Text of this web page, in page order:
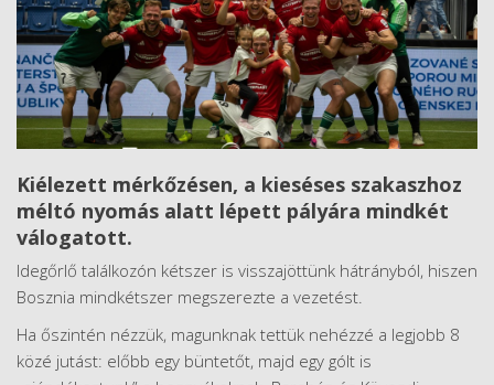
Kiélezett mérkőzésen, a kieséses szakaszhoz
méltó nyomás alatt lépett pályára mindkét
válogatott.
Idegőrlő találkozón kétszer is visszajöttünk hátrányból, hiszen
Bosznia mindkétszer megszerezte a vezetést.
Ha őszintén nézzük, magunknak tettük nehézzé a legjobb 8
közé jutást: előbb egy büntetőt, majd egy gólt is